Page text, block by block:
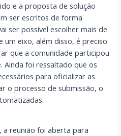
e a proposta de solução
ser escritos de forma
ser possível escolher mais de
um eixo, além disso, é preciso
que a comunidade participou
Ainda foi ressaltado que os
para oficializar as
o processo de submissão, o
a reunião foi aberta para